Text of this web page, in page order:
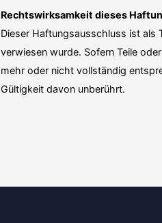
Rechts­wirk­samkeit dieses
Dieser Haftungs­aus­schluss ist als
verwiesen wurde. Sofern Teile
mehr oder nicht vollständig
Gültigkeit davon unberührt.